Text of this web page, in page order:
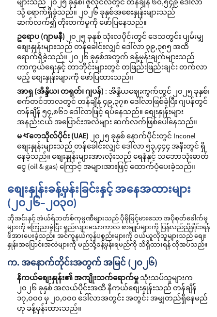
သို့ ရောက်ရှိခဲ့သည်။ ၂၀၂၆ ခုနှစ်အစေးနှုန်းများသည်
ဆက်လက်၍ တိုးတက်မှုကို ဖော်ပြနေသည်။
ဥရောပ (ဂျာမနီ) ၂၀၂၅ ခုနှစ် သုံးလပိုင်းတွင် ဒေသတွင်း ပျမ်းမျှ
စျေးနှုန်းများသည် တန်ခေါင်းလျှင် ဒေါ်လာ ၃၉,၃၈၅ အထိ
ရောက်ရှိခဲ့သည်။ ၂၀၂၆ ခုနှစ်အတွက် ခန့်မှန်းချက်များသည်
ကာကွယ်ရေးနှင့် တာဘိုင်းများတွင် တဖြည်းဖြည်းချင်း တက်လာ
မည့် စျေးနှုန်းများကို ဖော်ပြထားသည်။
အာရှ (အိန္ဒိယ၊ တရုတ်၊ ဂျပန်) : အိန္ဒိယဈေးကွက်တွင် ၂၀၂၅ ခုနှစ်၊
စက်တင်ဘာလတွင် တန်ချိန် ၄၉,၃၇၈ ဒေါ်လာဖြစ်ခဲ့ပြီး ဂျပန်တွင်
တန်ချိန် ၅၄,၈၆၁ ဒေါ်လာဖြင့် ရပ်နေသည်။ စျေးနှုန်းများ
အနည်းငယ် အပြောင်းအလဲများ ဆက်လက်ဖြစ်ပေါ်နေသည်။
မধောသိုလ်ပိုင်း (UAE) ၂၀၂၅ ခုနှစ် နောက်ပိုင်းတွင် Inconel
စျေးနှုန်းများသည် တန်ခေါင်းလျှင် ဒေါ်လာ ၅၃,၄၄၄ အနီးတွင် ရှိ
နေခဲ့သည်။ စျေးနှုန်းများအားလုံးသည် ရေနံနှင့် သဘောသုံးဓာတ်
ငွေ (oil & gas) ကြောင့် အများအားဖြင့် ထောက်ပံ့ပေးခဲ့သည်။
စျေးနှုန်းခန့်မှန်းခြင်းနှင့် အနေအထားများ
(၂၀၂၆–၂၀၃၀)
ဘိုအင်းနှင့် အဲယ်ရ်ဘတ်စ်ကုမ္ပဏီများသည် ပိုမိုမြင့်မားသော အပိုစုတ်ခေါက်မှု
များကို ကြေညာခဲ့ပြီး ရှည်လျားသောကာလ စာချုပ်များကို ပြန်လည်ညှိနှိုင်းရန်
ဖိအားပေးခဲ့သည်။ အင်ကွနယ်ကုန်ပစ္စည်းများကို ဝယ်ယူလိုသူများသည် စျေး
နှုန်းအပြောင်းအလဲများကို မည်သို့ခန့်မှန်းရမည်ကို သိရှိထားရန် လိုအပ်သည်။
က. အနောက်တိုင်းအတွက် အမြင် (၂၀၂၆)
နိကယ်စျေးနှုန်း၏ အကျိုးသက်ရောက်မှု သုံးသပ်သူများက
၂၀၂၆ ခုနှစ် အလယ်ပိုင်းအထိ နိကယ်စျေးနှုန်းသည် တန်ချိန်
၁၇,၀၀၀ မှ ၂၀,၀၀၀ ဒေါ်လာအတွင်း အတွင်း အမျှတည်ရှိနေမည်
ဟု ခန့်မှန်းထားသည်။